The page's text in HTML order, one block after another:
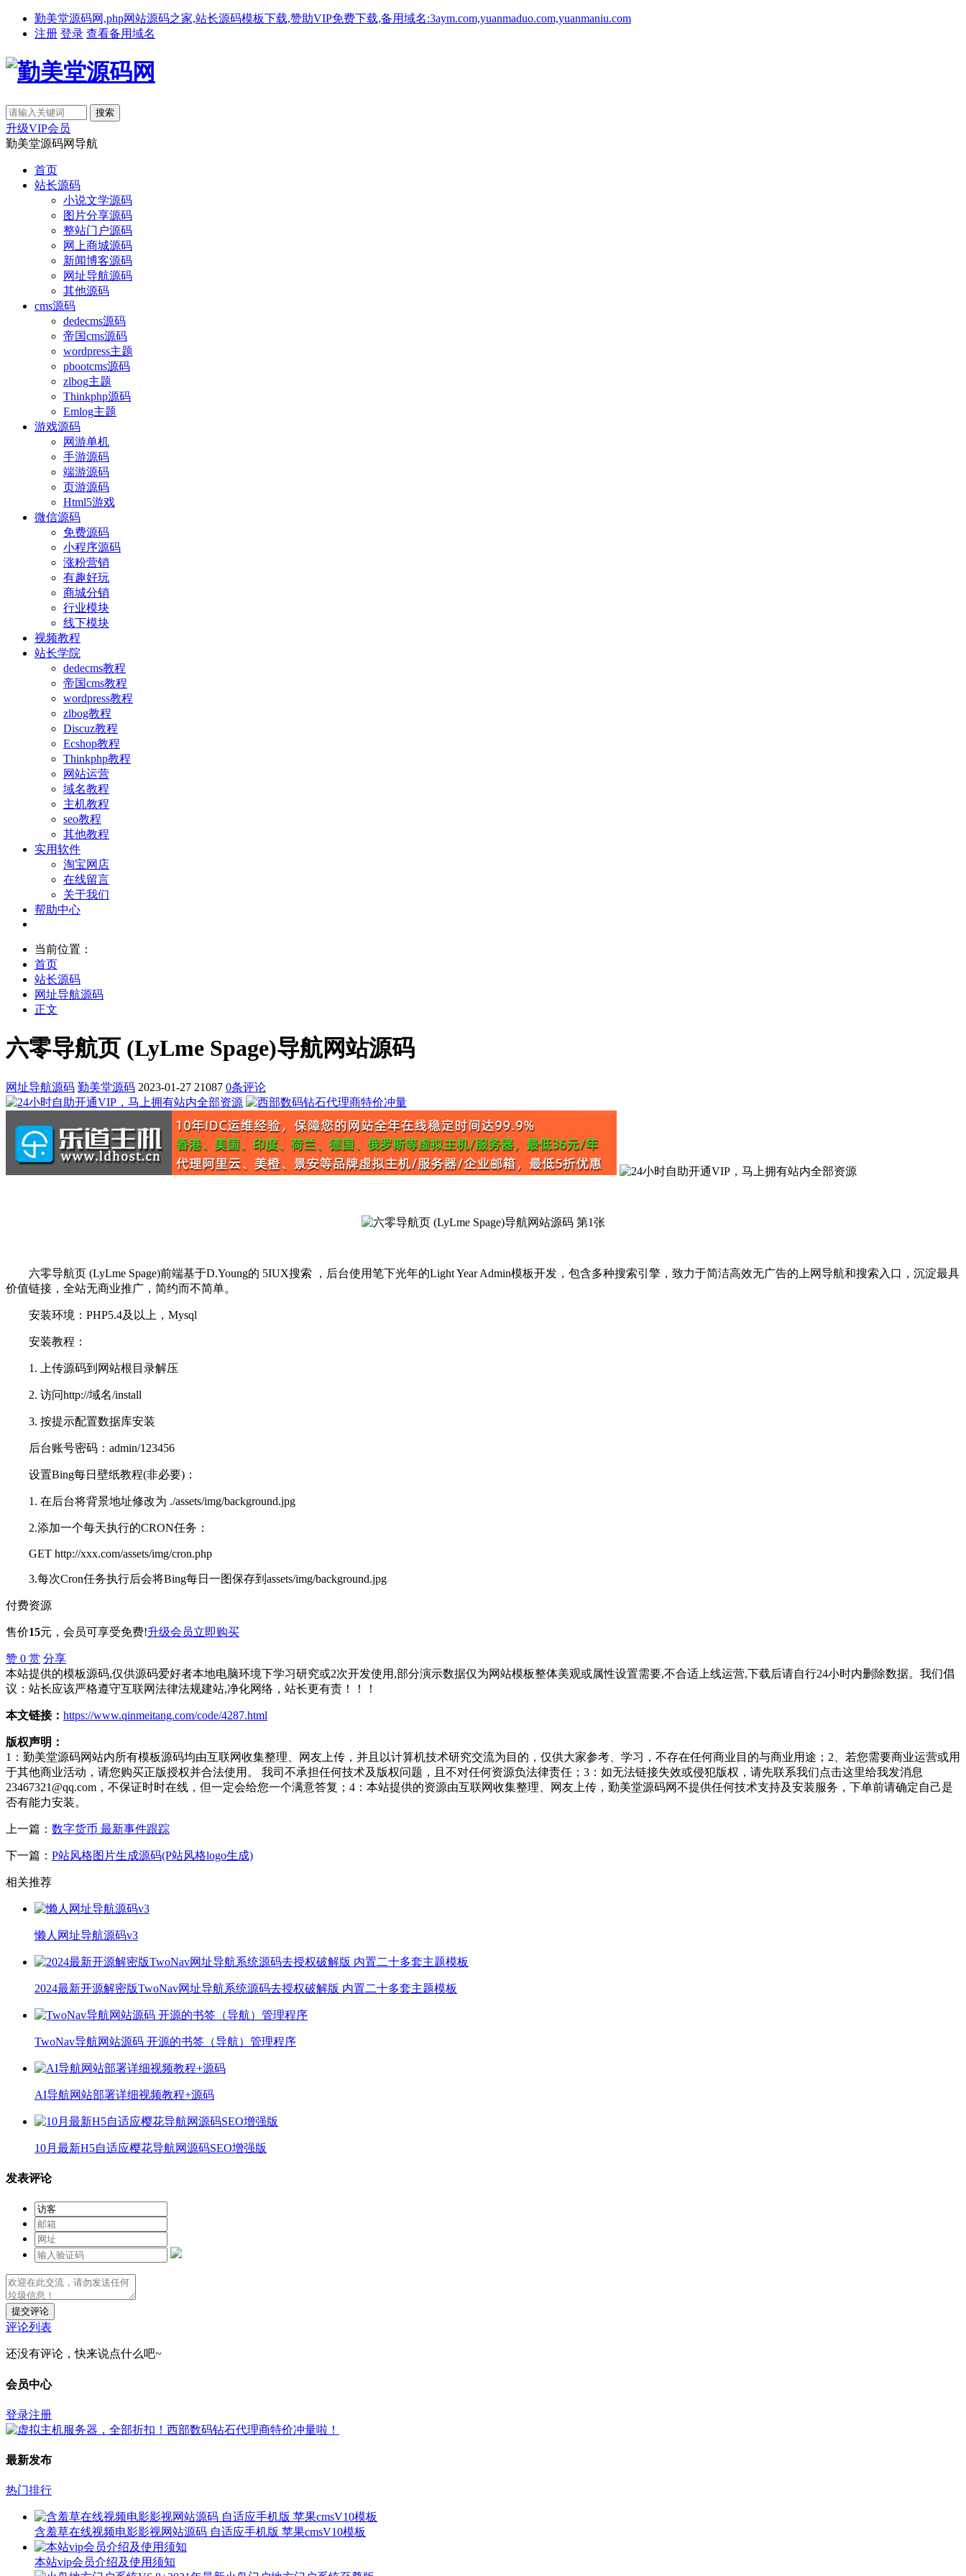
勤美堂源码网,php网站源码之家,站长源码模板下载,赞助VIP免费下载,备用域名:3aym.com,yuanmaduo.com,yuanmaniu.com
注册 登录 查看备用域名
升级VIP会员
勤美堂源码网导航
首页
站长源码
小说文学源码
图片分享源码
整站门户源码
网上商城源码
新闻博客源码
网址导航源码
其他源码
cms源码
dedecms源码
帝国cms源码
wordpress主题
pbootcms源码
zlbog主题
Thinkphp源码
Emlog主题
游戏源码
网游单机
手游源码
端游源码
页游源码
Html5游戏
微信源码
免费源码
小程序源码
涨粉营销
有趣好玩
商城分销
行业模块
线下模块
视频教程
站长学院
dedecms教程
帝国cms教程
wordpress教程
zlbog教程
Discuz教程
Ecshop教程
Thinkphp教程
网站运营
域名教程
主机教程
seo教程
其他教程
实用软件
淘宝网店
在线留言
关于我们
帮助中心
当前位置：
首页
站长源码
网址导航源码
正文
六零导航页 (LyLme Spage)导航网站源码
网址导航源码 勤美堂源码 2023-01-27 21087 0条评论
六零导航页 (LyLme Spage)前端基于D.Young的 5IUX搜索 ，后台使用笔下光年的Light Year Admin模板开发，包含多种搜索引擎，致力于简洁高效无广告的上网导航和搜索入口，沉淀最具
价值链接，全站无商业推广，简约而不简单。
安装环境：PHP5.4及以上，Mysql
安装教程：
1. 上传源码到网站根目录解压
2. 访问http://域名/install
3. 按提示配置数据库安装
后台账号密码：admin/123456
设置Bing每日壁纸教程(非必要)：
1. 在后台将背景地址修改为 ./assets/img/background.jpg
2.添加一个每天执行的CRON任务：
GET http://xxx.com/assets/img/cron.php
3.每次Cron任务执行后会将Bing每日一图保存到assets/img/background.jpg
付费资源
售价15元 ，会员可享受免费!升级会员立即购买
赞 0 赏 分享
本站提供的模板源码,仅供源码爱好者本地电脑环境下学习研究或2次开发使用,部分演示数据仅为网站模板整体美观或属性设置需要,不合适上线运营,下载后请自行24小时内删除数据。我们倡
议：站长应该严格遵守互联网法律法规建站,净化网络，站长更有责！！！
本文链接： https://www.qinmeitang.com/code/4287.html
版权声明：
1：勤美堂源码网站内所有模板源码均由互联网收集整理、网友上传，并且以计算机技术研究交流为目的，仅供大家参考、学习，不存在任何商业目的与商业用途；2、若您需要商业运营或用
于其他商业活动，请您购买正版授权并合法使用。 我司不承担任何技术及版权问题，且不对任何资源负法律责任；3：如无法链接失效或侵犯版权，请先联系我们点击这里给我发消息
23467321@qq.com，不保证时时在线，但一定会给您一个满意答复；4：本站提供的资源由互联网收集整理、网友上传，勤美堂源码网不提供任何技术支持及安装服务，下单前请确定自己是
否有能力安装。
上一篇： 数字货币 最新事件跟踪
下一篇： P站风格图片生成源码(P站风格logo生成)
相关推荐
懒人网址导航源码v3
2024最新开源解密版TwoNav网址导航系统源码去授权破解版 内置二十多套主题模板
TwoNav导航网站源码 开源的书签（导航）管理程序
AI导航网站部署详细视频教程+源码
10月最新H5自适应樱花导航网源码SEO增强版
发表评论
提交评论
评论列表
还没有评论，快来说点什么吧~
会员中心
登录注册
最新发布
热门排行
含羞草在线视频电影影视网站源码 自适应手机版 苹果cmsV10模板
本站vip会员介绍及使用须知